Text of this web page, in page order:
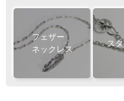
キャンセ
ご注
サイズ等
フェザー
ネックレス
ス